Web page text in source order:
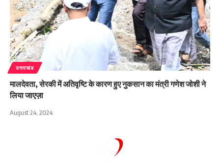
उत्तराखंड
मालदेवता, सेरकी में अतिवृष्टि के कारण हुए नुकसान का मंत्री गणेश जोशी ने
लिया जाएज़ा
August 24, 2024